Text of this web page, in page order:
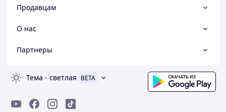
Продавцам
О нас
Партнеры
Тема - светлая BETA